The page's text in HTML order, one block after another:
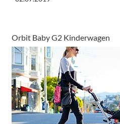
Orbit Baby G2 Kinderwagen